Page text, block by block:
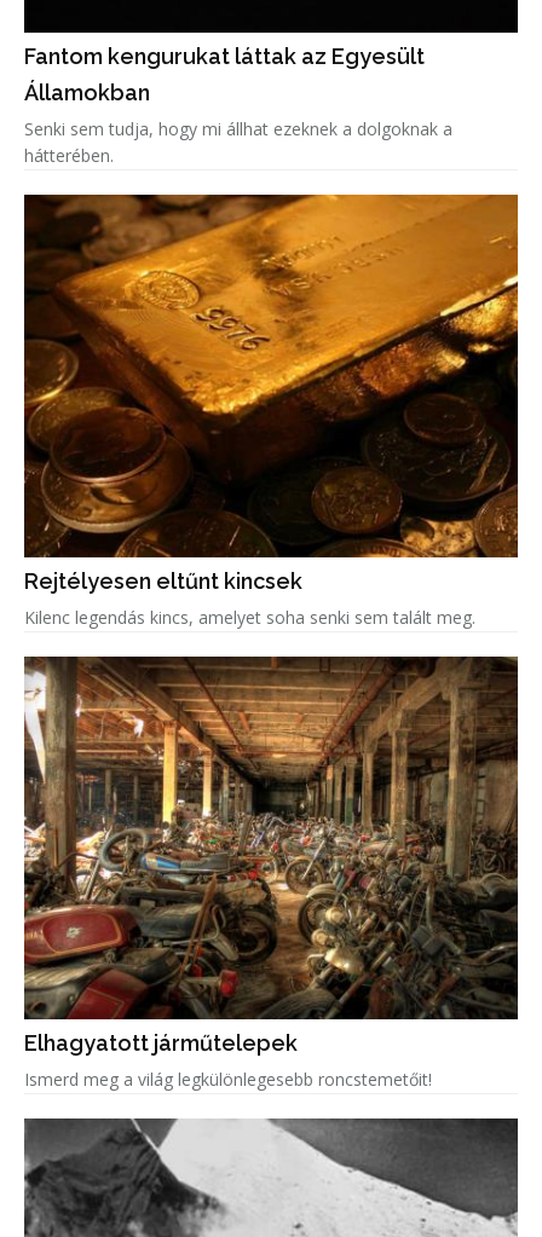
Fantom kengurukat láttak az Egyesült
Államokban
Senki sem tudja, hogy mi állhat ezeknek a dolgoknak a
hátterében.
Rejtélyesen eltűnt kincsek
Kilenc legendás kincs, amelyet soha senki sem talált meg.
Elhagyatott járműtelepek
Ismerd meg a világ legkülönlegesebb roncstemetőit!